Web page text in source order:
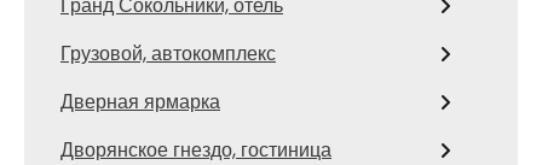
Грузовой, автокомплекс
Дверная ярмарка
Дворянское гнездо, гостиница